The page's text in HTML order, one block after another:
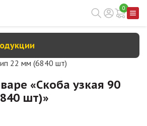
0
22 мм (6840 шт)
«Скоба узкая 90
шт)»